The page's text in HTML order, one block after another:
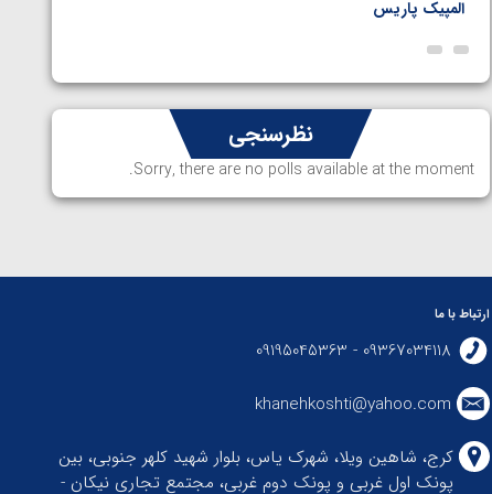
المپیک پاریس
نظرسنجی
Sorry, there are no polls available at the moment.
ارتباط با ما
09367034118 - 09195045363
khanehkoshti@yahoo.com
کرج، شاهین ویلا، شهرک یاس، بلوار شهید کلهر جنوبی، بین
پونک اول غربی و پونک دوم غربی، مجتمع تجاری نیکان -